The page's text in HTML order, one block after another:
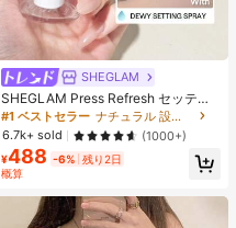
SHEGLAM
SHEGLAM Press Refresh セッティ
ングスプレー 女性と女の子のための
ブランドビューティーコスメメイク
アップ
#1 ベストセラー
ナチュラル 設定スプレー
6.7k+ sold
(1000+)
¥488 -6% 残り2日
概算